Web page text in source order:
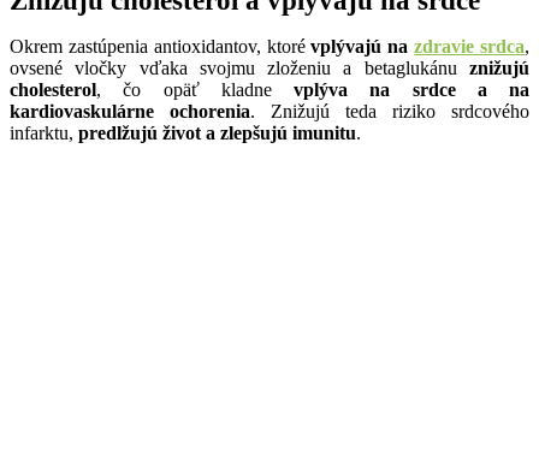
Okrem zastúpenia antioxidantov, ktorévplývajú nazdravie srdca,
ovsené vločky vďaka svojmu zloženiu a betaglukánu znižujú
cholesterol, čo opäť kladne vplýva na srdce a na
kardiovaskulárne ochorenia. Znižujú teda riziko srdcového
infarktu, predlžujú život a zlepšujú imunitu.